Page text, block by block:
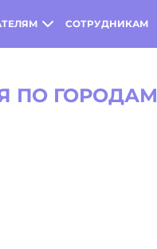
СОТРУДНИКАМ
ПО ГОРОДАМ